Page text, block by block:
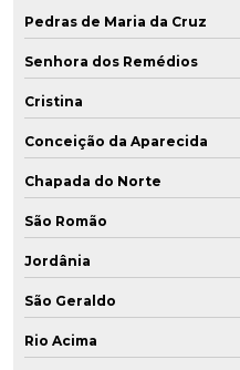
Pedras de Maria da Cruz
Senhora dos Remédios
Cristina
Conceição da Aparecida
Chapada do Norte
São Romão
Jordânia
São Geraldo
Rio Acima